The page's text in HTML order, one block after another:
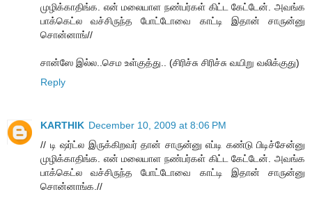
முழிக்காதிங்க. என் மலையாள நண்பர்கள் கிட்ட கேட்டேன். அவங்க
பாக்கெட்ல வச்சிருந்த போட்டோவை காட்டி இதான் சாருன்னு
சொன்னாங்//
சான்ஸே இல்ல..செம உள்குத்து.. (சிரிச்சு சிரிச்சு வயிறு வலிக்குது)
Reply
KARTHIK December 10, 2009 at 8:06 PM
// டி ஷர்ட்ல இருக்கிறவர் தான் சாருன்னு எப்டி கண்டு பிடிச்சேன்னு
முழிக்காதிங்க. என் மலையாள நண்பர்கள் கிட்ட கேட்டேன். அவங்க
பாக்கெட்ல வச்சிருந்த போட்டோவை காட்டி இதான் சாருன்னு
சொன்னாங்க.//